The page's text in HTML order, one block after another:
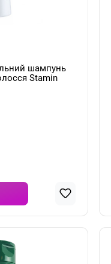
шампунь
Stamin